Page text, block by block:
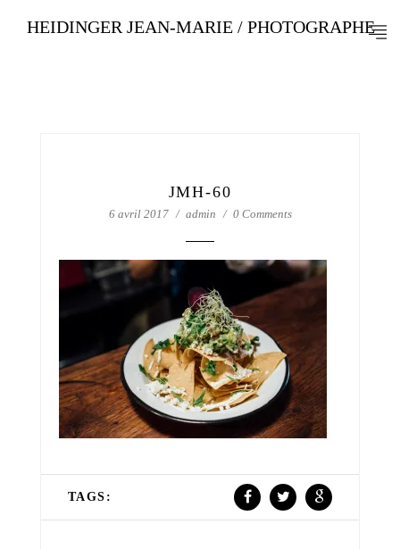
HEIDINGER JEAN-MARIE / PHOTOGRAPHE
JMH-60
6 avril 2017 admin 0 Comments
TAGS: